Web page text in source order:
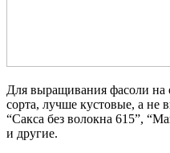
Для выращивания фасоли на
сорта, лучше кустовые, а не
“Сакса без волокна 615”,
и другие.